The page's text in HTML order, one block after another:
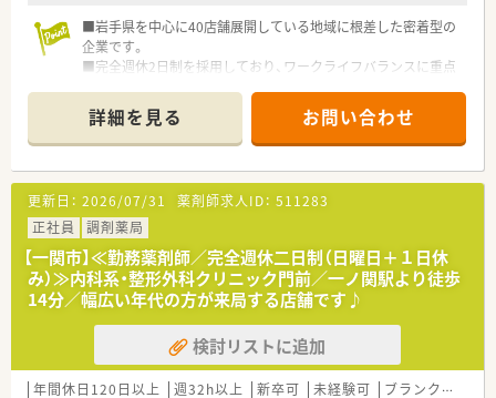
■岩手県を中心に40店舗展開している地域に根差した密着型の
企業です。
■完全週休2日制を採用しており、ワークライフバランスに重点
■新卒採用も積極的に行っており、若手も活躍できる環境は整っ
ております。
■教育制度は集合研修やEラーニングを活用しております。
詳細を見る お問い合わせ
更新日： 2026/07/31 薬剤師求人ID： 511283
正社員
調剤薬局
【一関市】≪勤務薬剤師／完全週休二日制（日曜日＋１日休
み）≫内科系・整形外科クリニック門前／一ノ関駅より徒歩
14分／幅広い年代の方が来局する店舗です♪
検討リストに追加
年間休日120日以上 週32h以上 新卒可 未経験可 ブランク可